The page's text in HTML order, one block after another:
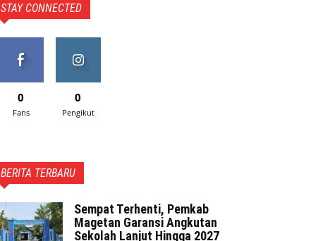
STAY CONNECTED
0
Fans
0
Pengikut
BERITA TERBARU
Sempat Terhenti, Pemkab
Magetan Garansi Angkutan
Sekolah Lanjut Hingga 2027